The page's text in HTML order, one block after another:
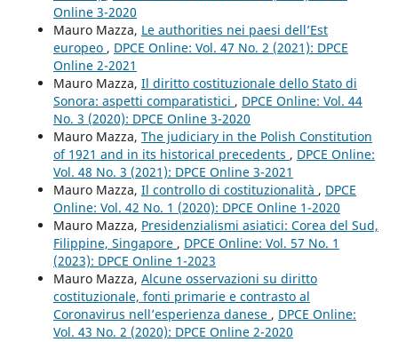
Online 3-2020
Mauro Mazza, Le authorities nei paesi dell’Est
europeo , DPCE Online: Vol. 47 No. 2 (2021): DPCE
Online 2-2021
Mauro Mazza, Il diritto costituzionale dello Stato di
Sonora: aspetti comparatistici , DPCE Online: Vol. 44
No. 3 (2020): DPCE Online 3-2020
Mauro Mazza, The judiciary in the Polish Constitution
of 1921 and in its historical precedents , DPCE Online:
Vol. 48 No. 3 (2021): DPCE Online 3-2021
Mauro Mazza, Il controllo di costituzionalità , DPCE
Online: Vol. 42 No. 1 (2020): DPCE Online 1-2020
Mauro Mazza, Presidenzialismi asiatici: Corea del Sud,
Filippine, Singapore , DPCE Online: Vol. 57 No. 1
(2023): DPCE Online 1-2023
Mauro Mazza, Alcune osservazioni su diritto
costituzionale, fonti primarie e contrasto al
Coronavirus nell’esperienza danese , DPCE Online:
Vol. 43 No. 2 (2020): DPCE Online 2-2020